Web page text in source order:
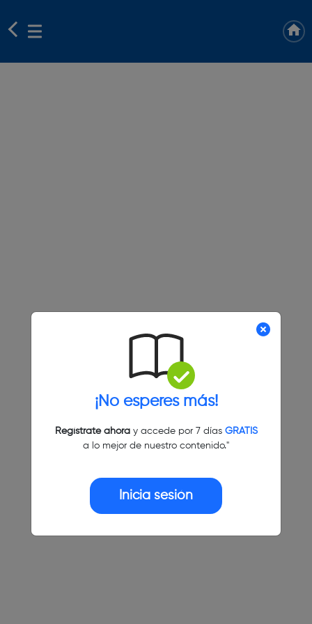
¡No esperes más!
Regístrate ahoray accede por 7 días GRATIS
a lo mejor de nuestro contenido."
Inicia sesión